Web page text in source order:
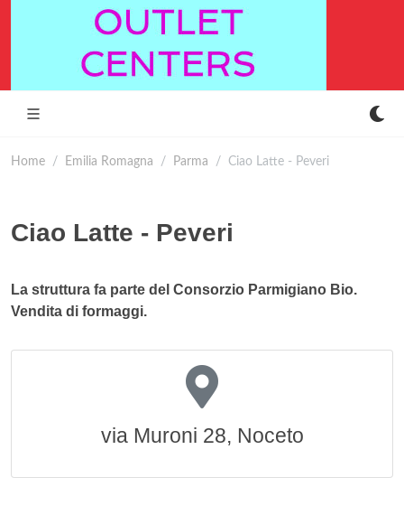
Home Emilia Romagna Parma Ciao Latte - Peveri
Ciao Latte - Peveri
La struttura fa parte del Consorzio Parmigiano Bio.
Vendita di formaggi.
via Muroni 28, Noceto